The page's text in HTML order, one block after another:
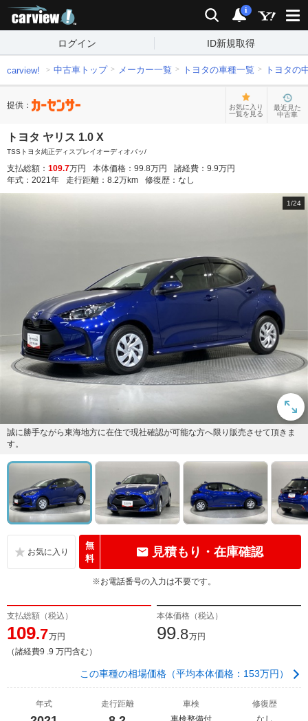
検索 通知
i
ログイン ID新規取得
carview! 中古車トップ メーカー一覧 トヨタの車種一覧 トヨタの
提供：
お気に入り
一覧を見る
最近見た
中古車
トヨタ ヤリス 1.0 X
TSSトヨタ純正ディスプレイオーディオバッ/
支払総額： 109.7万円 本体価格： 99.8万円 諸経費： 9.9万円
年式： 2021年 走行距離： 8.2万km 修復歴： なし
1/24
誠に勝手ながら東海地方に在住で現社確認が可能な方へ限り販売させて頂きま
す。
無
料
見積もり・在庫確認
※お電話番号の入力は不要です。
支払総額（税込）
109.7万円
（諸経費9 .9 万円含む）
本体価格（税込）
99.8万円
この車種の相場価格（平均本体価格：153万円）
年式 走行距離
車検
車検整備付
修復歴
なし